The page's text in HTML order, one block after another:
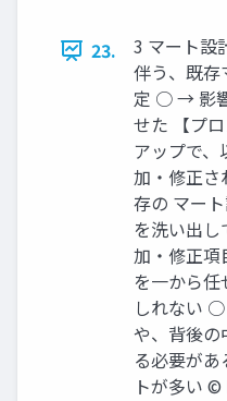
23.
3 マート設
伴う、既存
定 ○ → 影
せた 【プ
アップで
加・修正さ
存の マー
を洗い出
加・修正
を一から
しれない
や、背後の
る必要が
トが多い